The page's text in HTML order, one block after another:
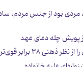
بود از جنس مردم،
پویش چله دعای عهد
۳۸ برابر قوی‌تر کنیم؟